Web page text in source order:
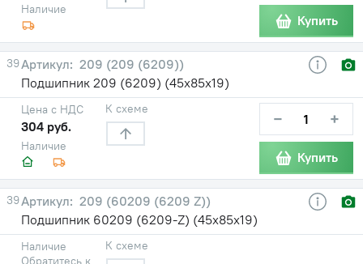
Наличие
Купить
39
209 (209 (6209))
Подшипник 209 (6209) (45х85х19)
Наличие
Цена с НДС
304 руб.
К схеме − +
Купить
39
209 (60209 (6209 Z))
Подшипник 60209 (6209-Z) (45х85х19)
Наличие
Обратитесь к
К схеме